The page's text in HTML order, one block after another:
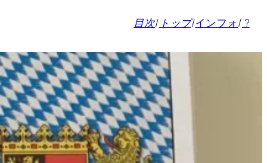
目次/ トップ/インフォ/ ?